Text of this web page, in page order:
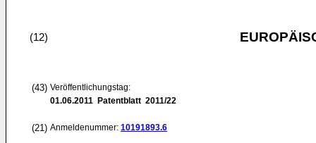
(12)
(43) Veröffentlichungstag:
01.06.2011 Patentblatt 2011/22
(21) Anmeldenummer: 10191893.6